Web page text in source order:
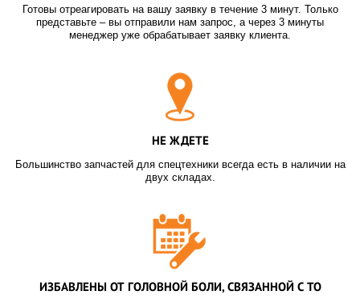
Готовы отреагировать на вашу заявку в течение 3 минут. Только
представьте – вы отправили нам запрос, а через 3 минуты
менеджер уже обрабатывает заявку клиента.
НЕ ЖДЕТЕ
Большинство запчастей для спецтехники всегда есть в наличии на
двух складах.
ИЗБАВЛЕНЫ ОТ ГОЛОВНОЙ БОЛИ, СВЯЗАННОЙ С ТО